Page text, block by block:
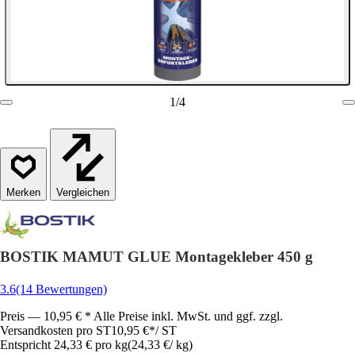
1/4
Vergleichen
BOSTIK MAMUT GLUE Montagekleber 450 g
3.6(14 Bewertungen)
Preis — 10,95 € * Alle Preise inkl. MwSt. und ggf. zzgl.
Versandkosten pro ST10,95 €*/ ST
Entspricht 24,33 € pro kg(24,33 €/ kg)